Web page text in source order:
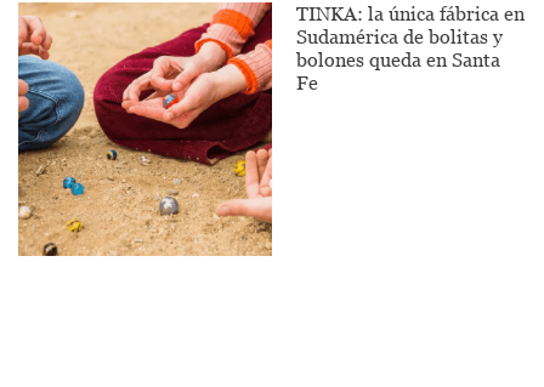
TINKA: la única fábrica en
Sudamérica de bolitas y
bolones queda en Santa
Fe